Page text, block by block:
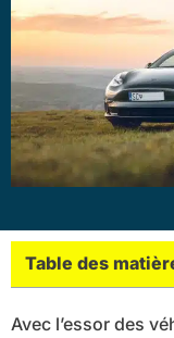
Table des
Avec l’essor des